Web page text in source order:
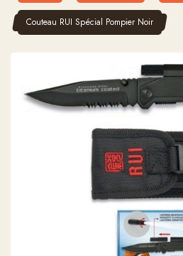
Couteau RUI Spécial Pompier Noir